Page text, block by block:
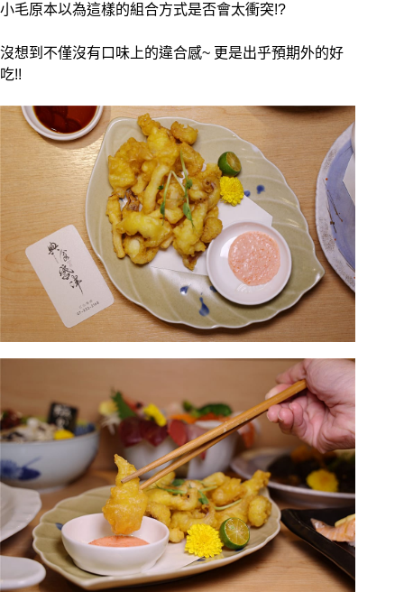
小毛原本以為這樣的組合方式是否會太衝突!?
沒想到不僅沒有口味上的違合感~ 更是出乎預期外的好
吃!!